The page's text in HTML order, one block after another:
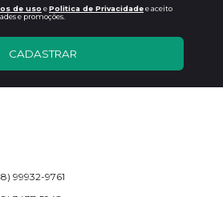
de uso ePolitica de Privacidadee aceito
e promoções.
CADASTRAR
99932-9761